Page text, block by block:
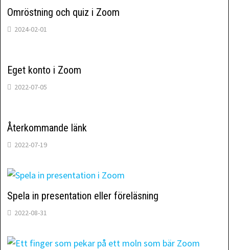
Omröstning och quiz i Zoom
2024-02-01
Eget konto i Zoom
2022-07-05
Återkommande länk
2022-07-19
Spela in presentation eller föreläsning
2022-08-31